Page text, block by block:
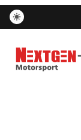
Nextgen-